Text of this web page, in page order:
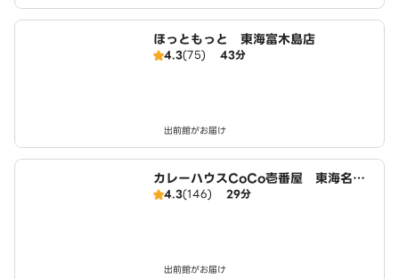
ほっともっと 東海富木島店
4.3(75) 43分
出前館がお届け
カレーハウスCoCo壱番屋 東海名和
店（SD）
4.3(146) 29分
出前館がお届け